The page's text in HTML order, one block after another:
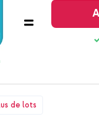
de lots
Clear + Wall Charger
- Noir